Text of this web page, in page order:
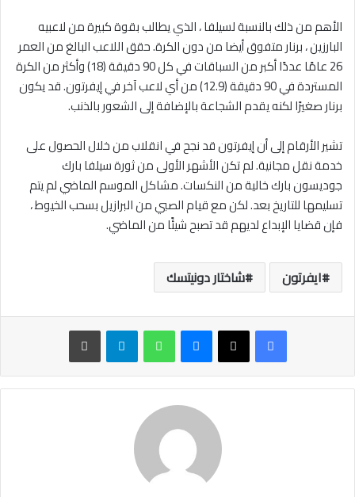
الأهم من ذلك بالنسبة لسيلفا ، الذي يطالب بقوة كبيرة من لاعبيه
البارزين ، برنار متفوق أيضا من دون الكرة. حقق اللاعب البالغ من العمر
26 عامًا عددًا أكبر من السباقات في كل 90 دقيقة (18) وأكثر من الكرة
المستردة في 90 دقيقة (12.9) من أي لاعب آخر في إيفرتون. قد يكون
برنار صغيرًا لكنه يقدم الشجاعة بالإضافة إلى الشعور بالذنب.
تشير الأرقام إلى أن إيفرتون قد نجح في انقلاب من خلال الحصول على
خدمة نقل مجانية. لم تكن الأشهر الأولى من ثورة سيلفا بارك
جوديسون بارك خالية من النكسات. مشاكل الموسم الماضي لم يتم
تسليمها للتاريخ بعد. لكن مع قيام الصبي من البرازيل بسحب الخيوط ،
فإن قضايا الإبداع لديهم قد تصبح شيئًا من الماضي.
ايفرتون شاختار دونيتسك
ماسنجر واتساب تيلقرام